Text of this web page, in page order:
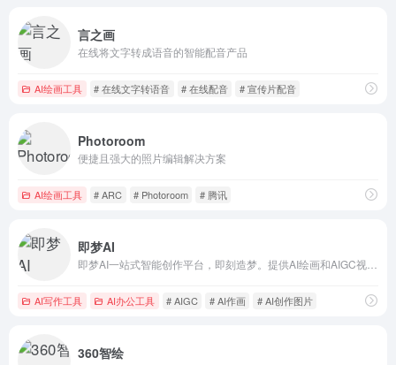
言之画
在线将文字转成语音的智能配音产品
AI绘画工具 # 在线文字转语音 # 在线配音 # 宣传片配音
Photoroom
便捷且强大的照片编辑解决方案
AI绘画工具 # ARC # Photoroom # 腾讯
即梦AI
AI写作工具 AI办公工具 # AIGC # AI作画 # AI创作图片
360智绘